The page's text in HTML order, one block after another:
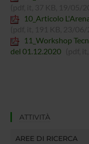
10_Articolo
11_Workshop
del 01.12.2020
ATTIVITÀ
AREE DI RICERCA